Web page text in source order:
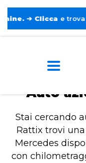
e trova l’auto
Home
Auto
Stai cercando
Rattix trovi
Mercedes
con